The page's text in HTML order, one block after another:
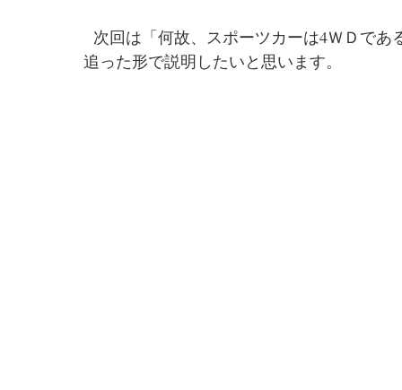
次回は「何故、スポーツカーは4ＷＤで
追った形で説明したいと思います